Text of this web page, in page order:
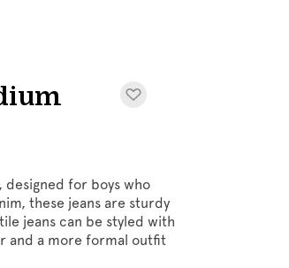
designed for boys who
these jeans are sturdy
jeans can be styled with
and a more formal outfit